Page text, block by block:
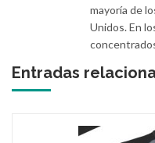
mayoría de
Unidos. En
Entradas